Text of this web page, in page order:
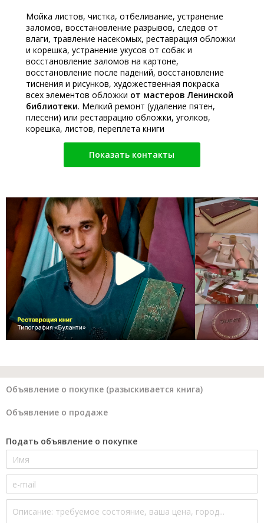
Мойка листов, чистка, отбеливание, устранение
заломов, восстановление разрывов, следов от
влаги, травление насекомых, реставрация обложки
и корешка, устранение укусов от собак и
восстановление заломов на картоне,
восстановление после падений, восстановление
тиснения и рисунков, художественная покраска
всех элементов обложки от мастеров Ленинской
библиотеки. Мелкий ремонт (удаление пятен,
плесени) или реставрацию обложки, уголков,
корешка, листов, переплета книги
Показать контакты
Объявление о покупке (разыскивается книга)
Объявление о продаже
Подать объявление о покупке